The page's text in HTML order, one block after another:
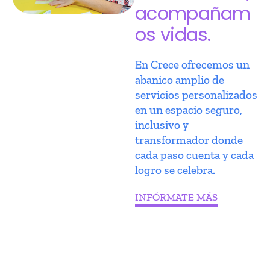
acompañam
os vidas.
En Crece ofrecemos un
abanico amplio de
servicios personalizados
en un espacio seguro,
inclusivo y
transformador donde
cada paso cuenta y cada
logro se celebra.
INFÓRMATE MÁS